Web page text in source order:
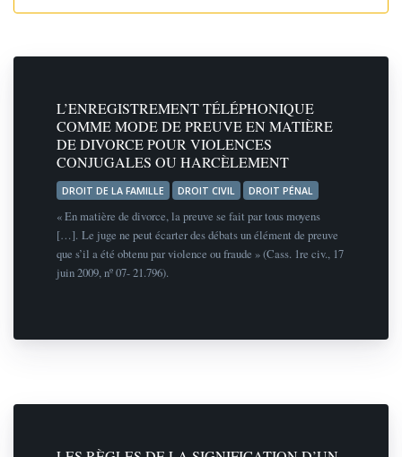
L’ENREGISTREMENT TÉLÉPHONIQUE
COMME MODE DE PREUVE EN MATIÈRE
DE DIVORCE POUR VIOLENCES
CONJUGALES OU HARCÈLEMENT
DROIT DE LA FAMILLE DROIT CIVIL DROIT PÉNAL
« En matière de divorce, la preuve se fait par tous moyens
[…]. Le juge ne peut écarter des débats un élément de preuve
que s’il a été obtenu par violence ou fraude » (Cass. 1re civ., 17
juin 2009, nº 07- 21.796).